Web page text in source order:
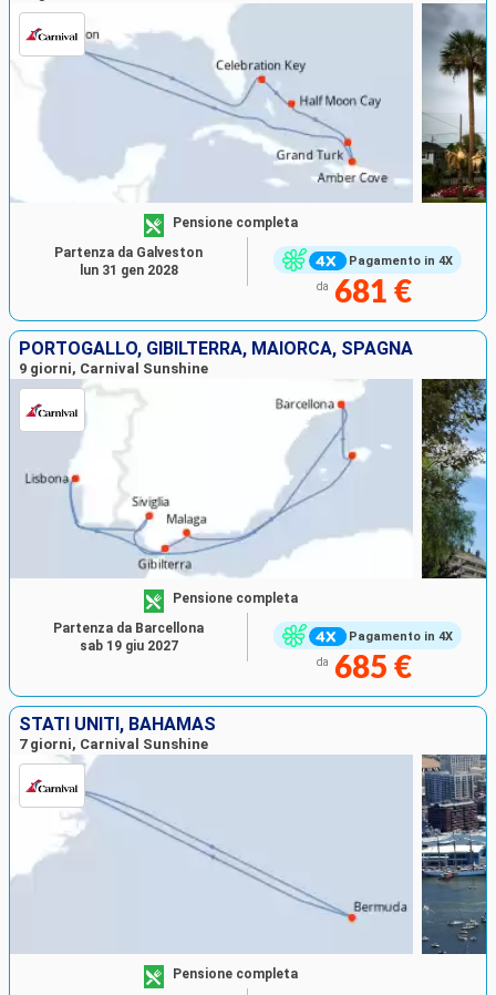
Pagamento in 4X
Pensione completa
da 681 €
Partenza da Galveston
lun 31 gen 2028
PORTOGALLO, GIBILTERRA, MAIORCA, SPAGNA
9 giorni, Carnival Sunshine
Pagamento in 4X
Pensione completa
da 685 €
Partenza da Barcellona
sab 19 giu 2027
STATI UNITI, BAHAMAS
7 giorni, Carnival Sunshine
Pensione completa